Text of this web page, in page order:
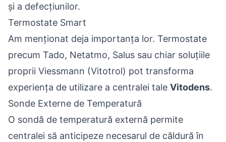
și a defecțiunilor.
Termostate Smart
Am menționat deja importanța lor. Termostate
precum Tado, Netatmo, Salus sau chiar soluțiile
proprii Viessmann (Vitotrol) pot transforma
experiența de utilizare a centralei tale Vitodens.
Sonde Externe de Temperatură
O sondă de temperatură externă permite
centralei să anticipeze necesarul de căldură în